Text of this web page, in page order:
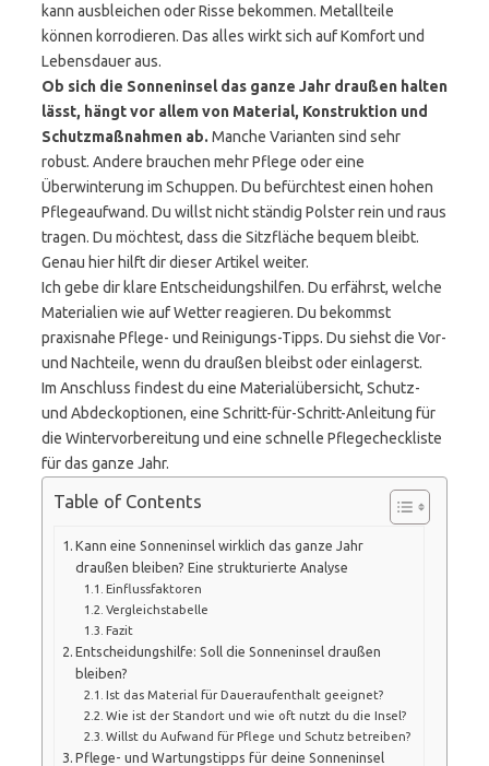
kann ausbleichen oder Risse bekommen. Metallteile
können korrodieren. Das alles wirkt sich auf Komfort und
Lebensdauer aus.
Ob sich die Sonneninsel das ganze Jahr draußen halten
lässt, hängt vor allem von Material, Konstruktion und
Schutzmaßnahmen ab. Manche Varianten sind sehr
robust. Andere brauchen mehr Pflege oder eine
Überwinterung im Schuppen. Du befürchtest einen hohen
Pflegeaufwand. Du willst nicht ständig Polster rein und raus
tragen. Du möchtest, dass die Sitzfläche bequem bleibt.
Genau hier hilft dir dieser Artikel weiter.
Ich gebe dir klare Entscheidungshilfen. Du erfährst, welche
Materialien wie auf Wetter reagieren. Du bekommst
praxisnahe Pflege- und Reinigungs-Tipps. Du siehst die Vor-
und Nachteile, wenn du draußen bleibst oder einlagerst.
Im Anschluss findest du eine Materialübersicht, Schutz-
und Abdeckoptionen, eine Schritt-für-Schritt-Anleitung für
die Wintervorbereitung und eine schnelle Pflegecheckliste
für das ganze Jahr.
Table of Contents
Kann eine Sonneninsel wirklich das ganze Jahr
draußen bleiben? Eine strukturierte Analyse
Einflussfaktoren
Vergleichstabelle
Fazit
Entscheidungshilfe: Soll die Sonneninsel draußen
bleiben?
Ist das Material für Daueraufenthalt geeignet?
Wie ist der Standort und wie oft nutzt du die Insel?
Willst du Aufwand für Pflege und Schutz betreiben?
Pflege- und Wartungstipps für deine Sonneninsel